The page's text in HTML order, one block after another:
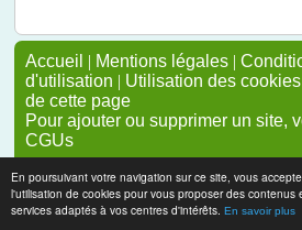
En poursuivant votre navigation sur ce site, vous
l'utilisation de cookies pour vous proposer des contenus
services adaptés à vos centres d'intérêts. En savoir plus
Accueil | Mentions légales |
d'utilisation | Utilisation des cookies
de cette page
Pour ajouter ou supprimer un site,
CGUs